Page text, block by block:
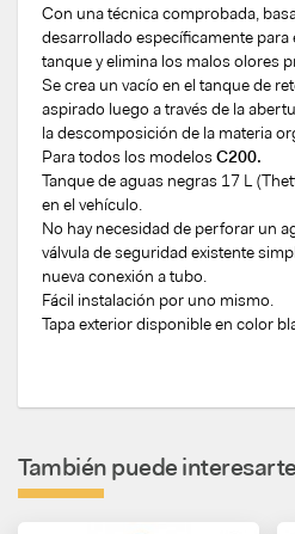
Con una técnica comprobada,
desarrollado específicamente para
tanque y elimina los malos olores
Se crea un vacío en el tanque de
aspirado luego a través de la
la descomposición de la materia
Para todos los modelos C200.
Tanque de aguas negras 17 L
en el vehículo.
No hay necesidad de perforar un
válvula de seguridad existente
nueva conexión a tubo.
Fácil instalación por uno mismo.
Tapa exterior disponible en color
También puede